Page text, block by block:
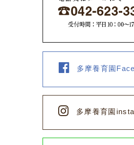
多摩養育園
多摩養育園